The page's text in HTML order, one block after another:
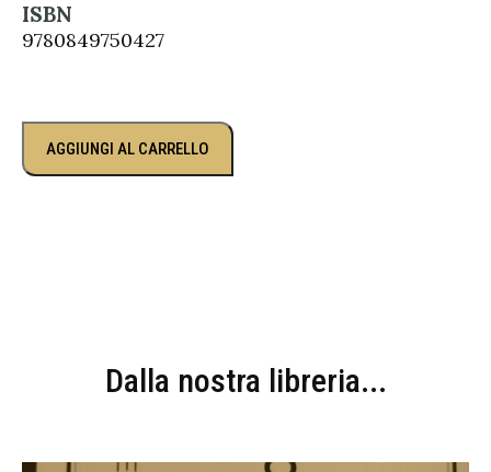
ISBN
9780849750427
AGGIUNGI AL CARRELLO
Dalla nostra libreria...